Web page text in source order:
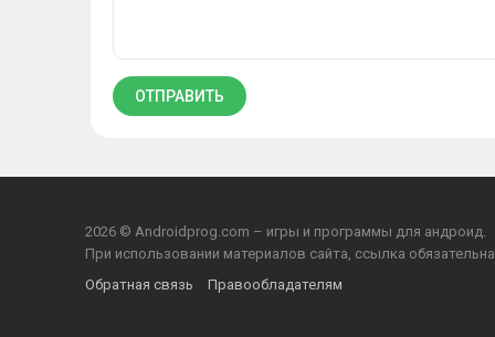
2026 © Androidprog.com – игры и программы для андроид.
При использовании материалов сайта, ссылка
Обратная связь
Правообладателям